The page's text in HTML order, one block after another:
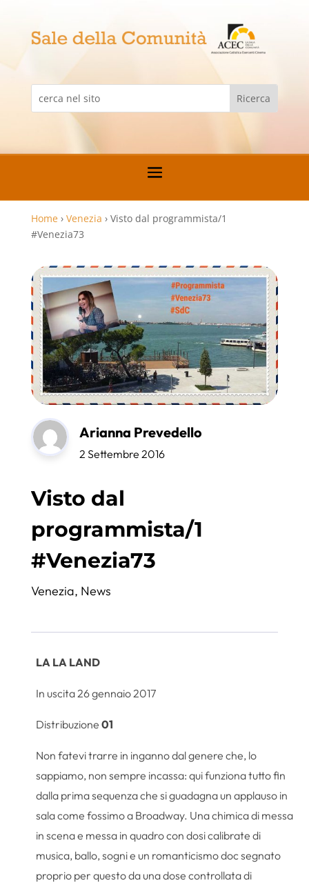
Home › Venezia › Visto dal programmista/1
#Venezia73
Arianna Prevedello
2 Settembre 2016
Visto dal
programmista/1
#Venezia73
Venezia, News
LA LA LAND
In uscita 26 gennaio 2017
Distribuzione01
Non fatevi trarre in inganno dal genere che, lo
sappiamo, non sempre incassa: qui funziona tutto fin
dalla prima sequenza che si guadagna un applauso in
sala come fossimo a Broadway. Una chimica di messa
in scena e messa in quadro con dosi calibrate di
musica, ballo, sogni e un romanticismo doc segnato
proprio per questo da una dose controllata di